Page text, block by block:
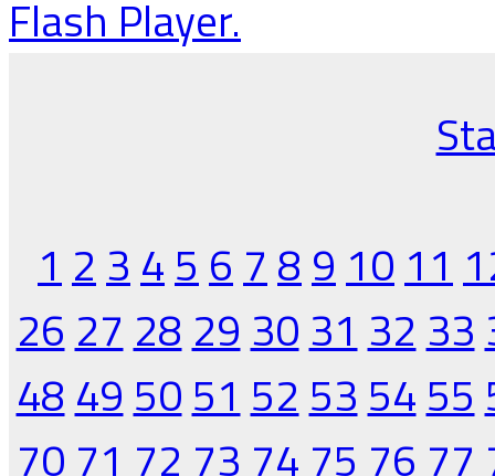
Flash Player.
1 2 3 4 5 6 7 8 9 10 11
26 27 28 29 30 31 32 33
48 49 50 51 52 53 54 55
70 71 72 73 74 75 76 77